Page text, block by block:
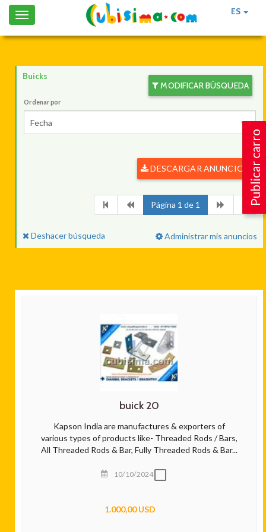
ES
Toggle
navigation
Publicar carro
Buicks
MODIFICAR BÚSQUEDA
Ordenar por
Fecha
DESCARGAR ANUNCIOS
Página 1 de 1
Deshacer búsqueda Administrar mis anuncios
buick 20
Kapson India are manufactures & exporters of
various types of products like- Threaded Rods / Bars,
All Threaded Rods & Bar, Fully Threaded Rods & Bar...
10/10/2024
1.000,00 USD